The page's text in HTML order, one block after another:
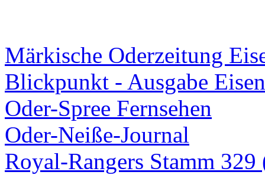
Märkische Oderzeitung
Blickpunkt - Ausgabe
Oder-Spree Fernsehen
Oder-Neiße-Journal
Royal-Rangers Stamm